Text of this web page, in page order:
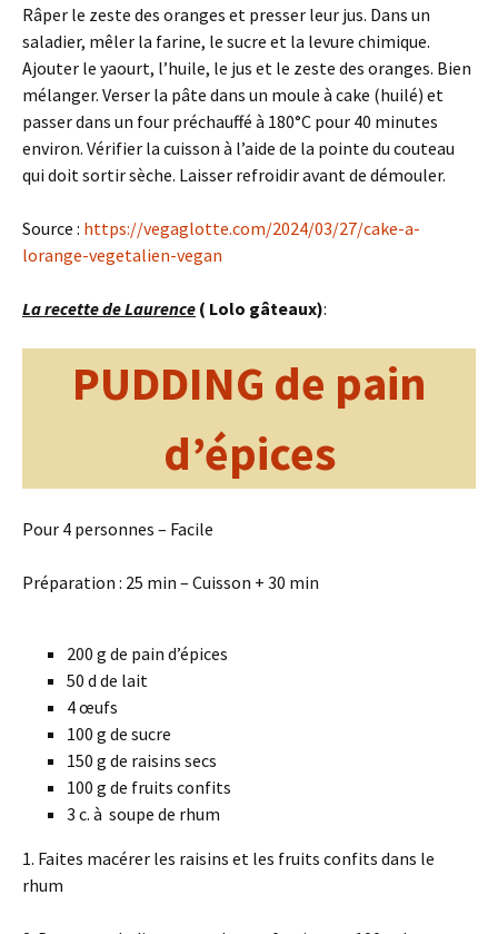
Râper le zeste des oranges et presser leur jus. Dans un
saladier, mêler la farine, le sucre et la levure chimique.
Ajouter le yaourt, l’huile, le jus et le zeste des oranges. Bien
mélanger. Verser la pâte dans un moule à cake (huilé) et
passer dans un four préchauffé à 180°C pour 40 minutes
environ. Vérifier la cuisson à l’aide de la pointe du couteau
qui doit sortir sèche. Laisser refroidir avant de démouler.
Source : https://vegaglotte.com/2024/03/27/cake-a-
lorange-vegetalien-vegan
La recette de Laurence ( Lolo gâteaux):
PUDDING de pain
d’épices
Pour 4 personnes – Facile
Préparation : 25 min – Cuisson + 30 min
200 g de pain d’épices
50 d de lait
4 œufs
100 g de sucre
150 g de raisins secs
100 g de fruits confits
3 c. à soupe de rhum
1. Faites macérer les raisins et les fruits confits dans le
rhum